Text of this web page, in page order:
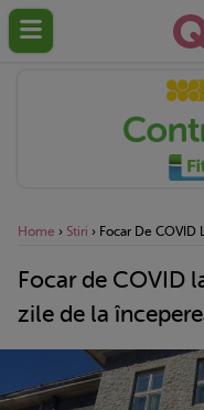
Home › Stiri › Focar De COVID
Focar de COVID
zile de la